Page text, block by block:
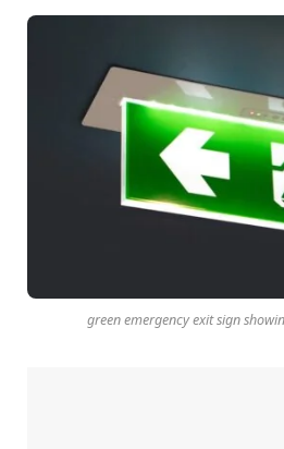
green emergency exit sign